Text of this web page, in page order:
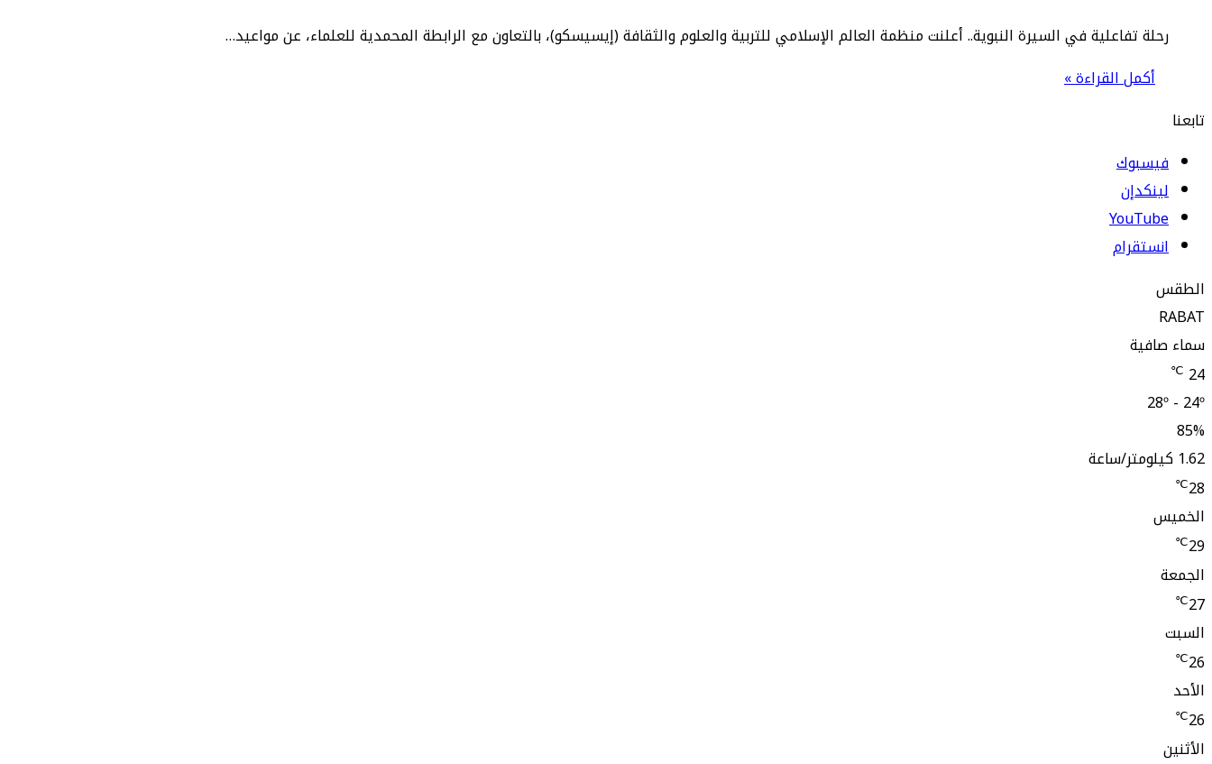
رحلة تفاعلية في السيرة النبوية.. أعلنت منظمة العالم الإسلامي للتربية والعلوم والثقافة (إيسيسكو)، بالتعاون مع الرابطة المحمدية للعلماء، عن مواعيد…
أكمل القراءة »
تابعنا
فيسبوك
لينكدإن
‫YouTube
انستقرام
الطقس
RABAT
سماء صافية
24
℃
28º - 24º
85%
1.62 كيلومتر/ساعة
28
℃
الخميس
29
℃
الجمعة
27
℃
السبت
26
℃
الأحد
26
℃
الأثنين